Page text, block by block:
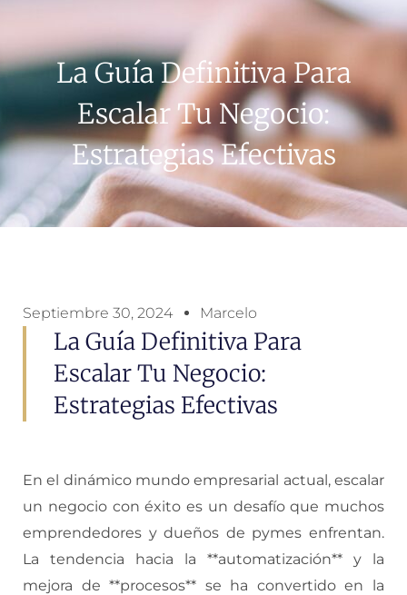
La Guía Definitiva Para
Escalar Tu Negocio:
Estrategias Efectivas
Septiembre 30, 2024 Marcelo
La Guía Definitiva Para
Escalar Tu Negocio:
Estrategias Efectivas
En el dinámico mundo empresarial actual, escalar
un negocio con éxito es un desafío que muchos
emprendedores y dueños de pymes enfrentan.
La tendencia hacia la **automatización** y la
mejora de **procesos** se ha convertido en la